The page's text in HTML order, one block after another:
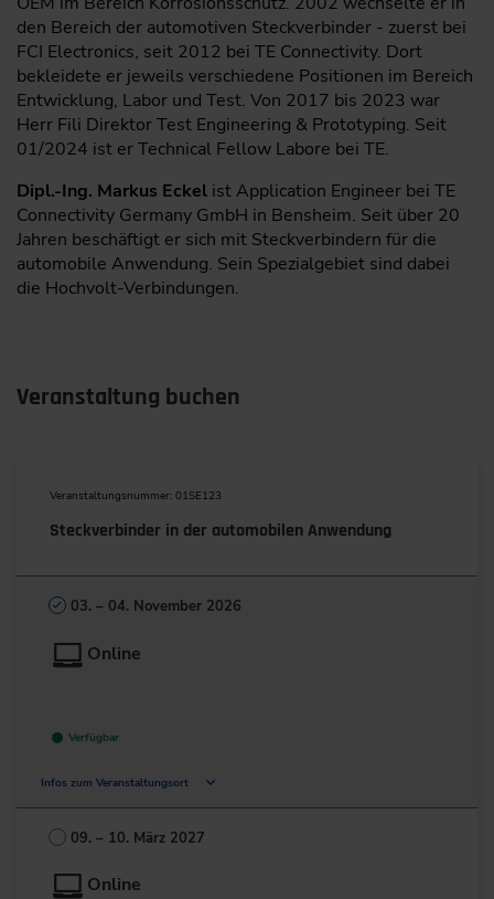
den Bereich der automotiven Steckverbinder - zuerst bei
FCI Electronics, seit 2012 bei TE Connectivity. Dort
bekleidete er jeweils verschiedene Positionen im Bereich
Entwicklung, Labor und Test. Von 2017 bis 2023 war
Herr Fili Direktor Test Engineering & Prototyping. Seit
01/2024 ist er Technical Fellow Labore bei TE.
Dipl.-Ing. Markus Eckel ist Application Engineer bei TE
Connectivity Germany GmbH in Bensheim. Seit über 20
Jahren beschäftigt er sich mit Steckverbindern für die
automobile Anwendung. Sein Spezialgebiet sind dabei
die Hochvolt-Verbindungen.
Veranstaltung buchen
Veranstaltungsnummer: 01SE123
Steckverbinder in der automobilen Anwendung
03. – 04. November 2026
Online
Verfügbar
Infos zum Veranstaltungsort
Deutschland
+49 211/6214-201
09. – 10. März 2027
Online